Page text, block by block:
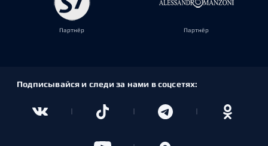
Партнёр Партнёр
Подписывайся и следи за нами в соцсетях: